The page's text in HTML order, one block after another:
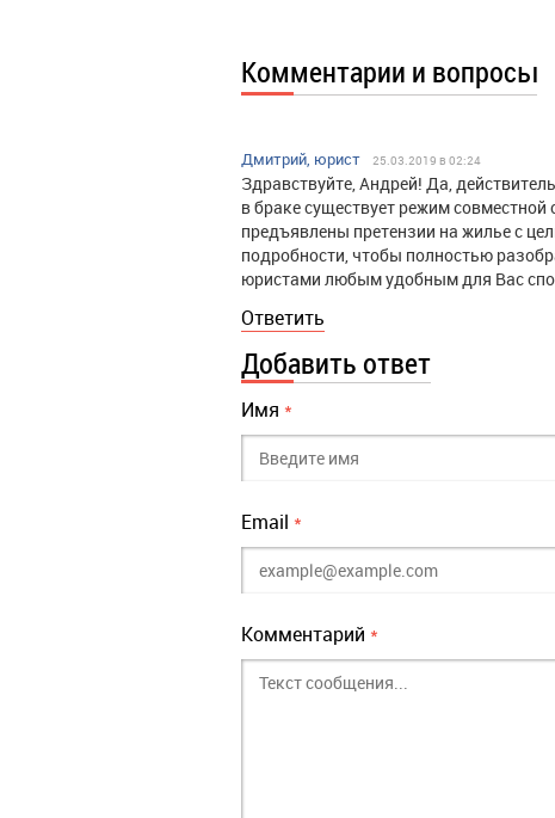
Комментарии и вопросы
Дмитрий, юрист 25.03.2019 в 02:24
Здравствуйте, Андрей! Да,
в браке существует режим
предъявлены претензии на жилье с
подробности, чтобы полностью
юристами любым удобным для Вас
Ответить
Добавить ответ
Имя *
Email *
Комментарий *